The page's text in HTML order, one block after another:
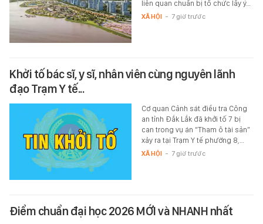
liên quan chuẩn bị tổ chức lấy ý…
XÃ HỘI - 7 giờ trước
Khởi tố bác sĩ, y sĩ, nhân viên cùng nguyên lãnh
đạo Trạm Y tế...
Cơ quan Cảnh sát điều tra Công
an tỉnh Đắk Lắk đã khởi tố 7 bị
can trong vụ án “Tham ô tài sản”
xảy ra tại Trạm Y tế phường 8,…
XÃ HỘI - 7 giờ trước
Điểm chuẩn đại học 2026 MỚI và NHANH nhất